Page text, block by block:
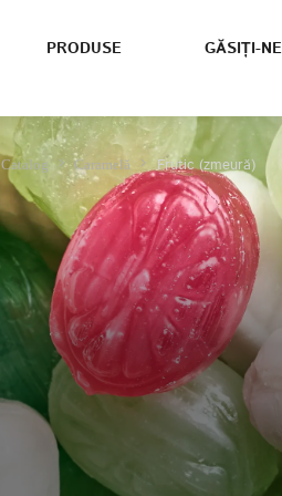
PRODUSE GĂSIȚI-NE
Catalog Caramelă Frutic (zmeură)